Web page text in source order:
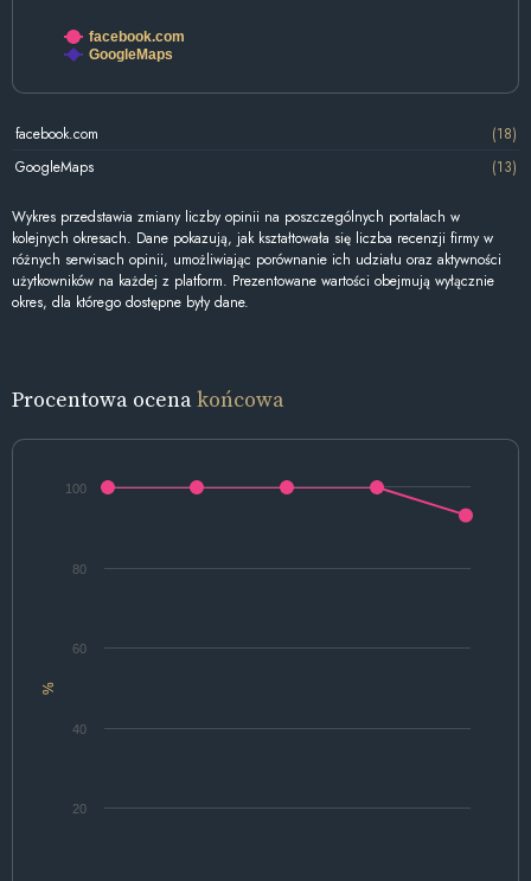
facebook.com
GoogleMaps
facebook.com
(18)
GoogleMaps
(13)
Wykres przedstawia zmiany liczby opinii na poszczególnych portalach w
kolejnych okresach. Dane pokazują, jak kształtowała się liczba recenzji firmy w
różnych serwisach opinii, umożliwiając porównanie ich udziału oraz aktywności
użytkowników na każdej z platform. Prezentowane wartości obejmują wyłącznie
okres, dla którego dostępne były dane.
Procentowa ocenakońcowa
%
20
40
60
80
100